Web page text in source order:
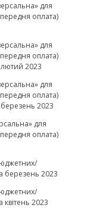
для
оплата)
для
оплата)
2023
для
оплата)
2023
для
оплата)
березень 2023
2023